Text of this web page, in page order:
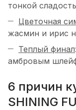
тонкой
Цветочная
жасмин и ирис
Теплый финал
амбровым
6 причин
SHINING